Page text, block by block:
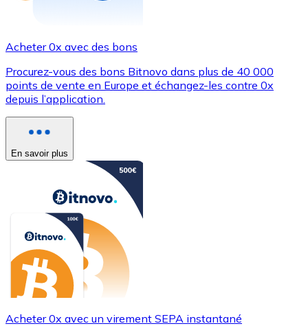
Acheter 0x avec des bons
Procurez-vous des bons Bitnovo dans plus de 40 000
points de vente en Europe et échangez-les contre 0x
depuis l’application.
En savoir plus
Acheter 0x avec un virement SEPA instantané